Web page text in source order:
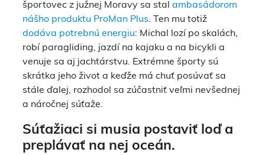
športovec z južnej Moravy sa stal ambasádorom
nášho produktu ProMan Plus. Ten mu totiž
dodáva potrebnú energiu: Michal lozí po skalách,
robí paragliding, jazdí na kajaku a na bicykli a
venuje sa aj jachtárstvu. Extrémne športy sú
skrátka jeho život a keďže má chuť posúvať sa
stále ďalej, rozhodol sa zúčastniť veľmi nevšednej
a náročnej súťaže.
Súťažiaci si musia postaviť loď a
preplávať na nej oceán.